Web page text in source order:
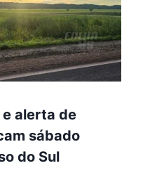
e alerta de
sábado
do Sul